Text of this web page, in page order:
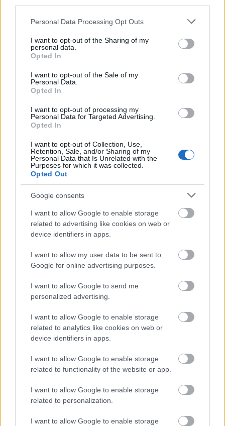
Please note that this website/app uses one or more Google
not limited to your visit or usage behaviour. You may click to
grant or deny consent to Google and its third-party tags to
use your data for below specified purposes in below Google
consent section.
Personal Data Processing Opt Outs
I want to opt-out of the Sharing of my
personal data.
Opted In
I want to opt-out of the Sale of my
Personal Data.
Opted In
I want to opt-out of processing my
Personal Data for Targeted Advertising.
Opted In
I want to opt-out of Collection, Use,
Retention, Sale, and/or Sharing of my
Personal Data that Is Unrelated with the
Purposes for which it was collected.
Opted Out
Google consents
I want to allow Google to enable storage
related to advertising like cookies on web or
device identifiers in apps.
I want to allow my user data to be sent to
Google for online advertising purposes.
I want to allow Google to send me
personalized advertising.
I want to allow Google to enable storage
related to analytics like cookies on web or
device identifiers in apps.
I want to allow Google to enable storage
related to functionality of the website or app.
I want to allow Google to enable storage
related to personalization.
I want to allow Google to enable storage
AJÁNLÓ
Másfélszeresére bővítik Hódmezővásárhely jó hírű
református iskoláját
kivitelezheti; a munkák csaknem egy évig tartanak majd.